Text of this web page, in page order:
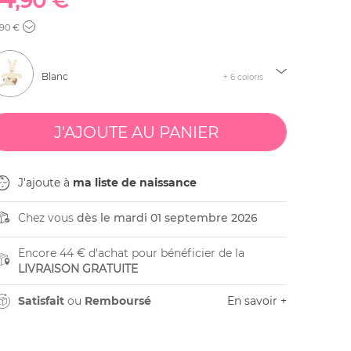
€
Blanc + 6 coloris
J'ajoute à ma liste de naissance
Chez vous dès le mardi 01 septembre 2026
Encore 44 € d'achat pour bénéficier de la
LIVRAISON GRATUITE
Satisfaitou Remboursé En savoir +